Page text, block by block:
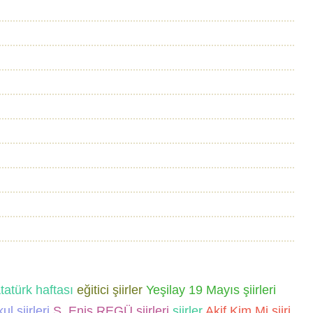
haftası eğitici şiirler Yeşilay 19 Mayıs şiirleri